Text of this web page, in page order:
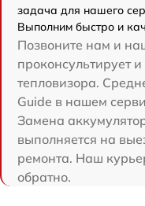
задача для нашего
Выполним быстро и
Позвоните нам и
проконсультирует
тепловизора.
Guide в нашем
Замена
выполняется на
ремонта. Наш
обратно.